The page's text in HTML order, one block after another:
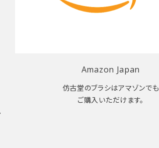
Amazon Japan
仿古堂のブラシはアマゾンでも
ご購入いただけます。